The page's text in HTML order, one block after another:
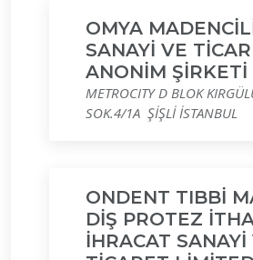
OMYA
SANAYİ VE
ANONİM ŞİRKETİ
METROCITY D BLOK
SOK.4/1A ŞİŞLİ İSTANBUL
ONDENT TIBBİ
DİŞ PROTEZ
İHRACAT SANAYİ